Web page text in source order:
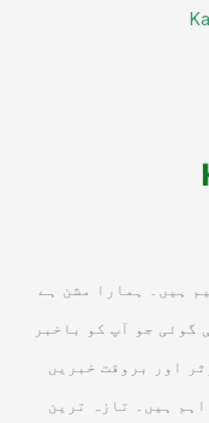
ہیں۔ ہمارا مشن ہے
گوئی جو آپ کو باخبر
اور بروقت خبریں
ہیں۔ تازہ ترین